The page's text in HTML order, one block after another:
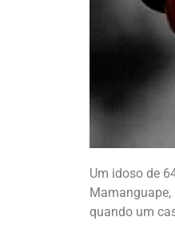
Um idoso de
quando um